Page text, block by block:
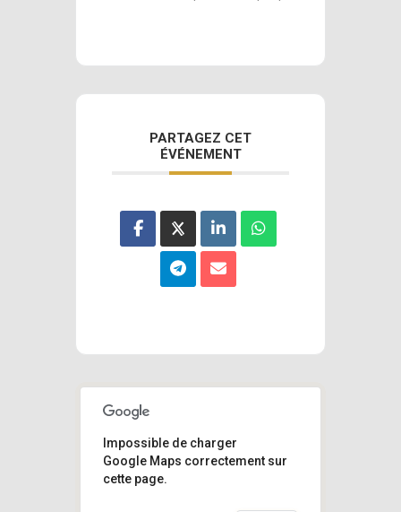
PARTAGEZ CET
ÉVÉNEMENT
Impossible de charger
Google Maps correctement sur
cette page.